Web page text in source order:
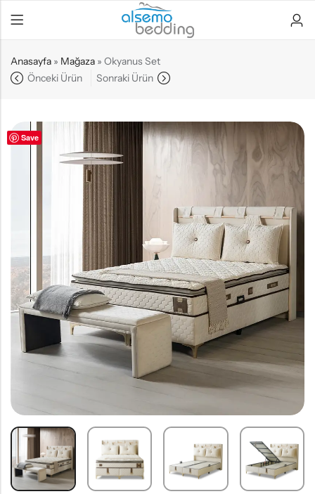
Anasayfa » Mağaza » Okyanus Set
Önceki Ürün
Sonraki Ürün
Save